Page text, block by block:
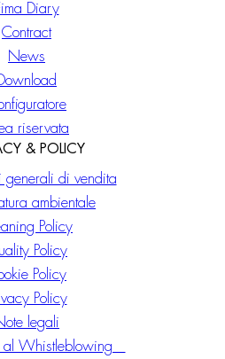
Diary
Contract
News
Download
riservata
& POLICY
generali di vendita
ambientale
Policy
Policy
Policy
Policy
legali
al Whistleblowing